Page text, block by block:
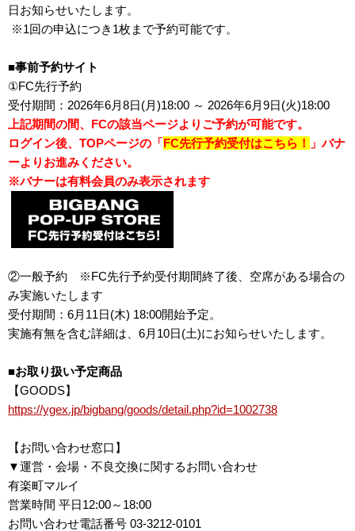
日お知らせいたします。
※1回の申込につき1枚まで予約可能です。
■事前予約サイト
①FC先行予約
受付期間：2026年6月8日(月)18:00 ～ 2026年6月9日(火)18:00
上記期間の間、FCの該当ページよりご予約が可能です。
ログイン後、TOPページの「FC先行予約受付はこちら！
」バナ
ーよりお進みください。
※バナーは有料会員のみ表示されます
②一般予約 ※FC先行予約受付期間終了後、空席がある場合の
み実施いたします
受付期間：6月11日(木) 18:00開始予定。
実施有無を含む詳細は、6月10日(土)にお知らせいたします。
■お取り扱い予定商品
【GOODS】
https://ygex.jp/bigbang/goods/detail.php?id=1002738
【お問い合わせ窓口】
▼運営・会場・不良交換に関するお問い合わせ
有楽町マルイ
営業時間 平日12:00～18:00
お問い合わせ電話番号 03-3212-0101